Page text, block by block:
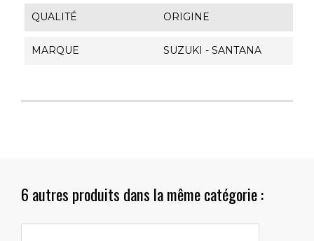
QUALITÉ ORIGINE
MARQUE SUZUKI - SANTANA
6 autres produits dans la même catégorie :